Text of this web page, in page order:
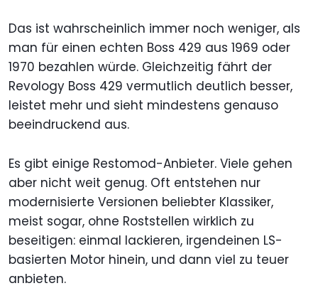
Das ist wahrscheinlich immer noch weniger, als
man für einen echten Boss 429 aus 1969 oder
1970 bezahlen würde. Gleichzeitig fährt der
Revology Boss 429 vermutlich deutlich besser,
leistet mehr und sieht mindestens genauso
beeindruckend aus.
Es gibt einige Restomod-Anbieter. Viele gehen
aber nicht weit genug. Oft entstehen nur
modernisierte Versionen beliebter Klassiker,
meist sogar, ohne Roststellen wirklich zu
beseitigen: einmal lackieren, irgendeinen LS-
basierten Motor hinein, und dann viel zu teuer
anbieten.